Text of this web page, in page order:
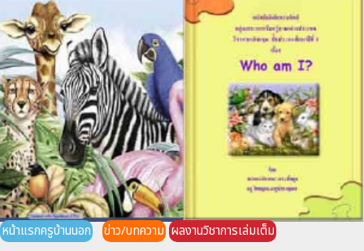
หน้าแรกครูบ้านนอก ข่าว/บทความ ผลงานวิชาการเล่มเต็ม